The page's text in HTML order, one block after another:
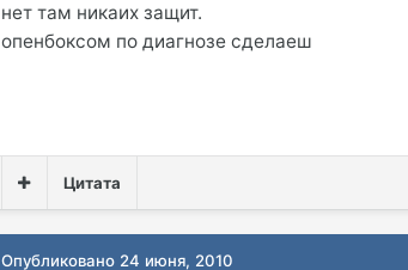
нет там никаих защит.
опенбоксом по диагнозе сделаеш
Цитата
Опубликовано 24 июня, 2010